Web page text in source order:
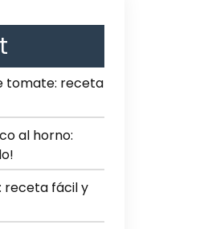
tomate: receta
al horno:
receta fácil y